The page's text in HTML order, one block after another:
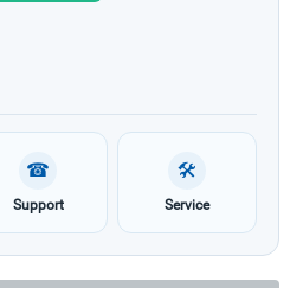
☎
Support
🛠
Service